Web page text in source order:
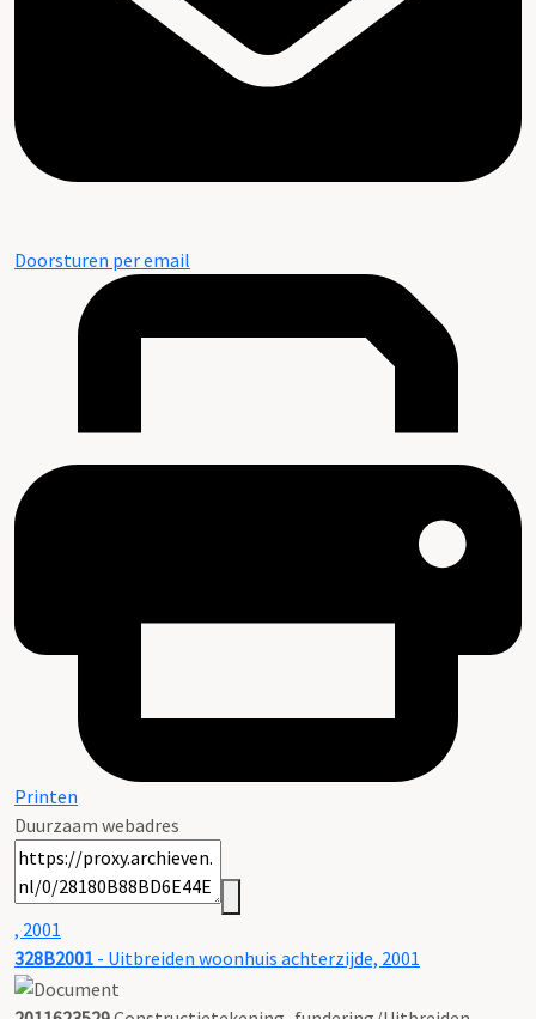
Doorsturen per email
Printen
Duurzaam webadres
, 2001
328B2001 - Uitbreiden woonhuis achterzijde, 2001